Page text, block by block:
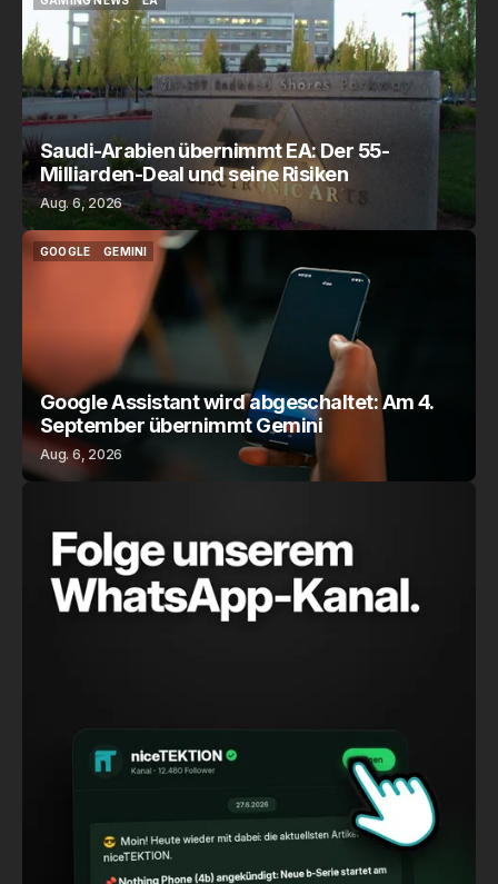
GAMING NEWS
EA
Saudi-Arabien übernimmt EA: Der 55-
Milliarden-Deal und seine Risiken
Aug. 6, 2026
GOOGLE
GEMINI
Google Assistant wird abgeschaltet: Am 4.
September übernimmt Gemini
Aug. 6, 2026